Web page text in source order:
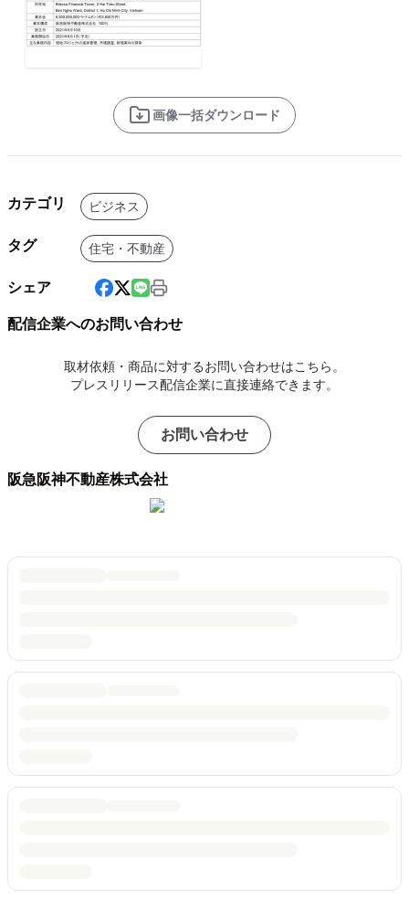
画像一括ダウンロード
カテゴリ ビジネス
タグ 住宅・不動産
シェア
配信企業へのお問い合わせ
取材依頼・商品に対するお問い合わせはこちら。
プレスリリース配信企業に直接連絡できます。
お問い合わせ
阪急阪神不動産株式会社